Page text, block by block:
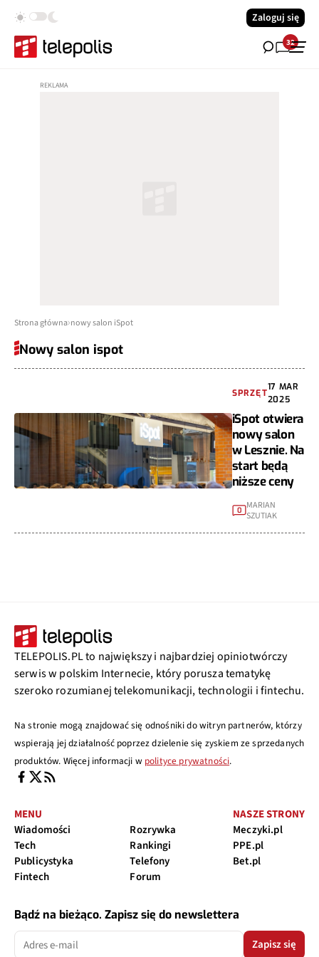
Zaloguj się
32
Strona główna nowy salon iSpot
Nowy salon ispot
SPRZĘT
17 MAR
2025
iSpot otwiera
nowy salon
w Lesznie. Na
start będą
niższe ceny
0
MARIAN
SZUTIAK
TELEPOLIS.PL to największy i najbardziej opiniotwórczy
serwis w polskim Internecie, który porusza tematykę
szeroko rozumianej telekomunikacji, technologii i fintechu.
Na stronie mogą znajdować się odnośniki do witryn partnerów, którzy
wspierają jej działalność poprzez dzielenie się zyskiem ze sprzedanych
produktów. Więcej informacji w polityce prywatności.
MENU
Wiadomości
Tech
Publicystyka
Fintech
Rozrywka
Rankingi
Telefony
Forum
NASZE STRONY
Meczyki.pl
PPE.pl
Bet.pl
Bądź na bieżąco. Zapisz się do newslettera
Zapisz się